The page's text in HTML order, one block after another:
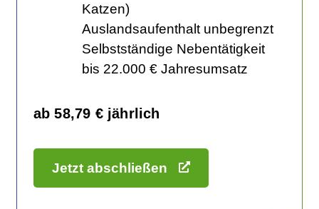
Katzen)
Auslandsaufenthalt unbegrenzt
Selbstständige Nebentätigkeit
bis 22.000 € Jahresumsatz
ab 58,79 € jährlich
Jetzt abschließen